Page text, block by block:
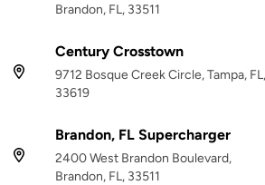
Brandon, FL, 33511
Century Crosstown
9712 Bosque Creek Circle, Tampa, FL,
33619
Brandon, FL Supercharger
2400 West Brandon Boulevard,
Brandon, FL, 33511